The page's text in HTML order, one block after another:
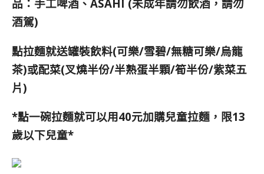
品：手工啤酒、ASAHI (未成年請勿飲酒，請勿
酒駕)
點拉麵就送罐裝飲料(可樂/雪碧/無糖可樂/烏龍
茶)或配菜(叉燒半份/半熟蛋半顆/筍半份/紫菜五
片)
*點一碗拉麵就可以用40元加購兒童拉麵，限13
歲以下兒童*